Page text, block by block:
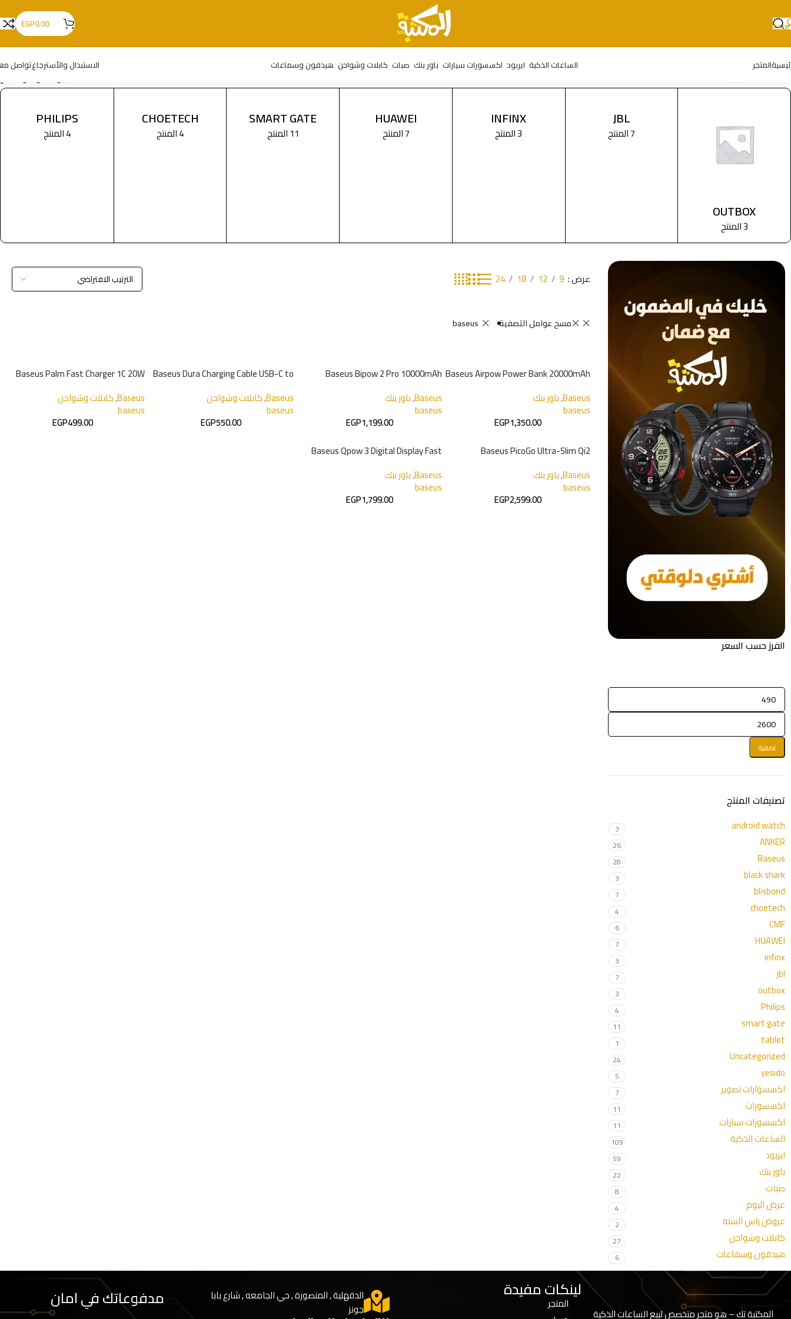
Skip to main content
EGP0.00
المتجر الساعات الذكية ايربود اكسسورات سيارات باور بنك صبات كابلات وشواحن هيدفون وسماعات الاستبدال والأسترجاعتواصل
OUTBOX
3 المنتج
JBL
7 المنتج
INFINX
3 المنتج
HUAWEI
7 المنتج
SMART GATE
11 المنتج
CHOETECH
4 المنتج
PHILIPS
4 المنتج
الفرز حسب السعر
تصفية
تصنيفات المنتج
android watch
3
ANKER
26
Baseus
28
black shark
3
blisbond
7
choetech
4
CMF
6
HUAWEI
7
infinx
3
jbl
7
outbox
3
Philips
4
smart gate
11
tablet
1
Uncategorized
24
yesido
5
اكسسوارات تصوير 7
اكسسورات 11
اكسسورات سيارات 11
الساعات الذكية 109
ايربود 59
باور بنك 22
صبات 8
عرض اليوم 4
عروض راس السنه 2
كابلات وشواحن 27
هيدفون وسماعات 6
عرض 9
12
18
24
مسح عوامل التصفية baseus
Baseus Airpow Power Bank 20000mAh
Baseus
,باور بنك
baseus
EGP1,350.00
Baseus Bipow 2 Pro 10000mAh
Baseus
,باور بنك
baseus
EGP1,199.00
Baseus Dura Charging Cable USB-C to
Baseus
,كابلات وشواحن
baseus
EGP550.00
Baseus Palm Fast Charger 1C 20W
Baseus
,كابلات وشواحن
baseus
EGP499.00
Baseus PicoGo Ultra-Slim Qi2
Baseus
,باور بنك
baseus
EGP2,599.00
Baseus Qpow 3 Digital Display Fast
Baseus
,باور بنك
baseus
EGP1,799.00
المكتبة تك – هو متجر متخصص لبيع الساعات الذكية
لينكات مفيدة
المتجر
الدقهلية , المنصورة , حي الجامعه , شارع بابا
جونز
مدفوعاتك في امان